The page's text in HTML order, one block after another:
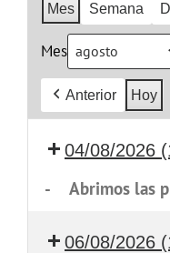
Mes Semana
Mes
Anterior Hoy
04/08/2026
- Abrimos las
06/08/2026